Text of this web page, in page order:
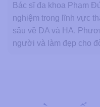
Bác sĩ đa khoa Phạm
nghiệm trong lĩnh vực
sâu về DA và HA.
người và làm đẹp cho